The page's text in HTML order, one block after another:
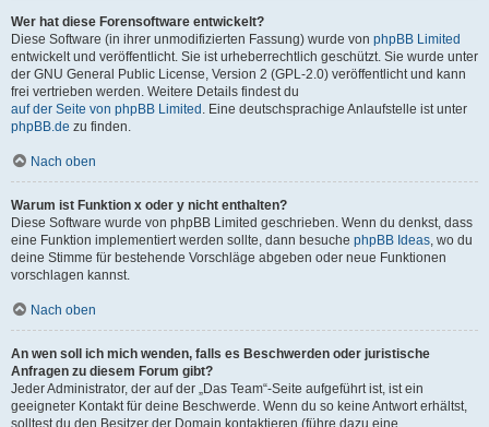
Wer hat diese Forensoftware entwickelt?
Diese Software (in ihrer unmodifizierten Fassung) wurde von phpBB Limited
entwickelt und veröffentlicht. Sie ist urheberrechtlich geschützt. Sie wurde unter
der GNU General Public License, Version 2 (GPL-2.0) veröffentlicht und kann
frei vertrieben werden. Weitere Details findest du
auf der Seite von phpBB Limited . Eine deutschsprachige Anlaufstelle ist unter
phpBB.de zu finden.
Nach oben
Warum ist Funktion x oder y nicht enthalten?
Diese Software wurde von phpBB Limited geschrieben. Wenn du denkst, dass
eine Funktion implementiert werden sollte, dann besuche phpBB Ideas, wo du
deine Stimme für bestehende Vorschläge abgeben oder neue Funktionen
vorschlagen kannst.
Nach oben
An wen soll ich mich wenden, falls es Beschwerden oder juristische
Anfragen zu diesem Forum gibt?
Jeder Administrator, der auf der „Das Team“-Seite aufgeführt ist, ist ein
geeigneter Kontakt für deine Beschwerde. Wenn du so keine Antwort erhältst,
solltest du den Besitzer der Domain kontaktieren (führe dazu eine